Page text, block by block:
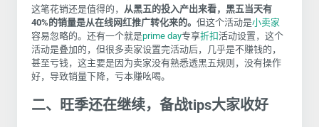
这笔花销还是值得的， 从黑五的投入产出来看，黑五当天有
40%的销量是从在线网红推广转化来的。 但这个活动是小卖家
容易忽略的。还有一个就是prime day专享折扣活动设置，这个
活动是叠加的，但很多卖家设置完活动后，几乎是不赚钱的，
甚至亏钱，这主要是因为卖家没有熟悉透黑五规则，没有操作
好，导致销量下降，亏本赚吆喝。
二、 旺季还在继续，备战tips大家收好